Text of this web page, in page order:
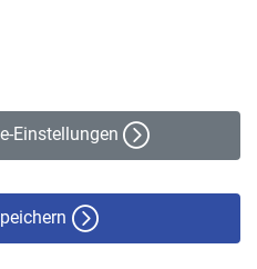
Einstellungen